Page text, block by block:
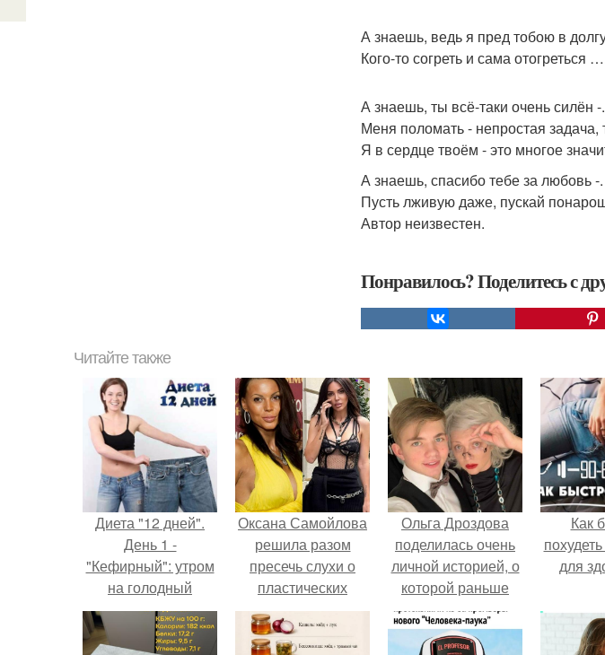
А знаешь, ведь я пред тобою в
Кого-то согреть и сама отогреться
А знаешь, ты всё-таки очень силён -.
Меня поломать - непростая
Я в сердце твоём - это многое
А знаешь, спасибо тебе за любовь -.
Пусть лживую даже, пускай
Автор неизвестен.
Понравилось? Поделитесь с
Читайте также
Диета "12 дней".
День 1 -
"Кефирный": утром
на голодный
желудок 1 ст.
Оксана Самойлова
решила разом
пресечь слухи о
пластических
операциях и
публично
Ольга Дроздова
поделилась очень
личной историей, о
которой раньше
почти не говорила.
Как
для